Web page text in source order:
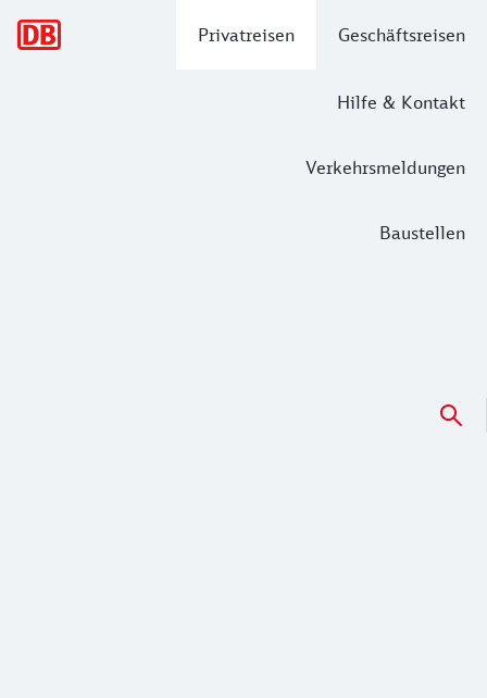
Privatreisen Geschäftsreisen
Hilfe & Kontakt
Verkehrsmeldungen
Baustellen